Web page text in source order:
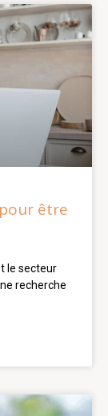
être
le secteur
recherche